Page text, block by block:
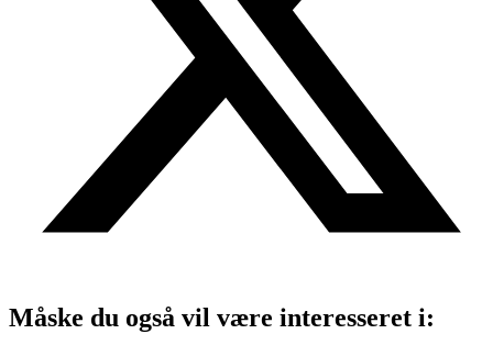
Måske du også vil være interesseret i: